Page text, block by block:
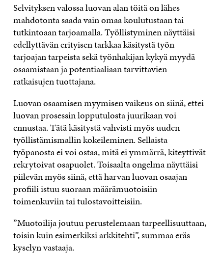
Selvityksen valossa luovan alan töitä on lähes
mahdotonta saada vain omaa koulutustaan tai
tutkintoaan tarjoamalla. Työllistyminen näyttäisi
edellyttävän erityisen tarkkaa käsitystä työn
tarjoajan tarpeista sekä työnhakijan kykyä myydä
osaamistaan ja potentiaaliaan tarvittavien
ratkaisujen tuottajana.
Luovan osaamisen myymisen vaikeus on siinä, ettei
luovan prosessin lopputulosta juurikaan voi
ennustaa. Tätä käsitystä vahvisti myös uuden
työllistämismallin kokeileminen. Sellaista
työpanosta ei voi ostaa, mitä ei ymmärrä, kiteyttivät
rekrytoivat osapuolet. Toisaalta ongelma näyttäisi
piilevän myös siinä, että harvan luovan osaajan
profiili istuu suoraan määrämuotoisiin
toimenkuviin tai tulostavoitteisiin.
”Muotoilija joutuu perustelemaan tarpeellisuuttaan,
toisin kuin esimerkiksi arkkitehti”, summaa eräs
kyselyn vastaaja.